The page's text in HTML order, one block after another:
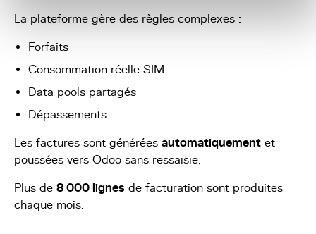
La plateforme gère des règles complexes :
Forfaits
Consommation réelle SIM
Data pools partagés
Dépassements
Les factures sont générées automatiquement et
poussées vers Odoo sans ressaisie.
Plus de 8 000 lignes de facturation sont produites
chaque mois.